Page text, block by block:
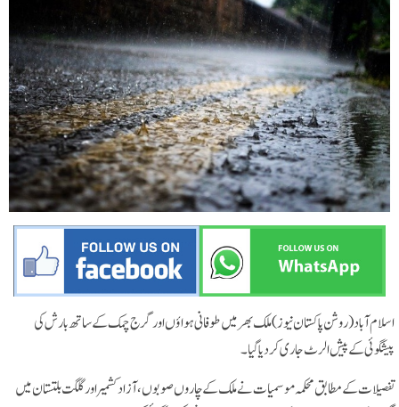
اسلام آباد (روشن پاکستان نیوز) ملک بھر میں طوفانی ہواؤں اور گرج چمک کے ساتھ بارش کی
پیشگوئی کے پیش الرٹ جاری کردیا گیا۔
تفصیلات کے مطابق محکمہ موسمیات نے ملک کے چاروں صوبوں، آزاد کشمیر اور گلگت بلتستان میں